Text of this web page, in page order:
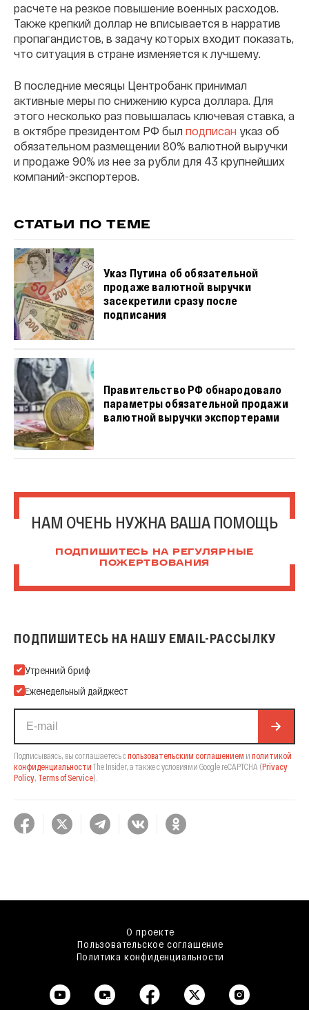
расчете на резкое повышение военных расходов.
Также крепкий доллар не вписывается в нарратив
пропагандистов, в задачу которых входит показать,
что ситуация в стране изменяется к лучшему.
В последние месяцы Центробанк принимал
активные меры по снижению курса доллара. Для
этого несколько раз повышалась ключевая ставка, а
в октябре президентом РФ был подписан указ об
обязательном размещении 80% валютной выручки
и продаже 90% из нее за рубли для 43 крупнейших
компаний-экспортеров.
СТАТЬИ ПО ТЕМЕ
Указ Путина об обязательной
продаже валютной выручки
засекретили сразу после
подписания
Правительство РФ обнародовало
параметры обязательной продажи
валютной выручки экспортерами
НАМ ОЧЕНЬ НУЖНА ВАША ПОМОЩЬ
ПОДПИШИТЕСЬ НА РЕГУЛЯРНЫЕ
ПОЖЕРТВОВАНИЯ
ПОДПИШИТЕСЬ НА НАШУ EMAIL-РАССЫЛКУ
Подпишитесь на нашу Email-рассылку
Утренний бриф
Еженедельный дайджест
Подписываясь, вы соглашаетесь спользовательским соглашением и политикой
конфиденциальности The Insider, а также с условиями Google reCAPTCHA (Privacy
Policy, Terms of Service).
О проекте
Пользовательское соглашение
Политика конфиденциальности